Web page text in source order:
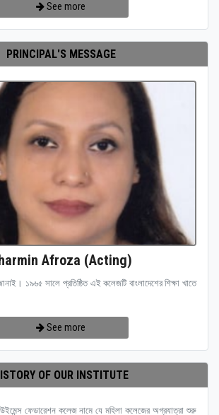
See more
PRINCIPAL'S MESSAGE
Afroza (Acting)
১৯৬৫ সালে প্রতিষ্ঠিত এই কলেজটি বাংলাদেশের শিক্ষা খাতে
See more
OF OUR INSTITUTE
উইমেন্স ফেডারেশন কলেজ নামে যে মহিলা কলেজের অগ্রযাত্রা শুরু